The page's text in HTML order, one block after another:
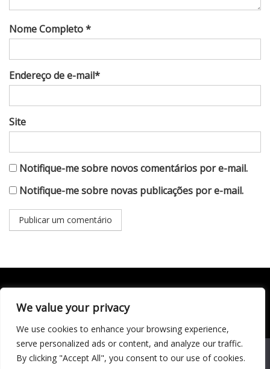
We value your privacy
We use cookies to enhance your browsing experience,
serve personalized ads or content, and analyze our traffic.
By clicking "Accept All", you consent to our use of cookies.
Nome Completo *
Endereço de e-mail*
Site
Notifique-me sobre novos comentários por e-mail.
Notifique-me sobre novas publicações por e-mail.
Todo conteúdo publicado neste portal, incluindo textos,
responsabilidade do autor. © 2020 - 2024 Todos os direitos
reservados ao site Matéria Livre Royale News by
ThemebeezWe use cookies to ensure that we give you the best
experience on our website. If you continue to use this site we